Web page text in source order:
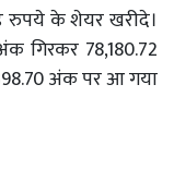
रुपये के शेयर खरीदे।
गिरकर 78,180.72
अंक पर आ गया